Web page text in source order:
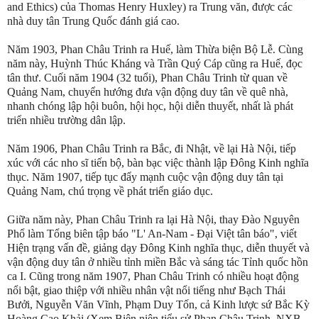
and Ethics) của Thomas Henry Huxley) ra Trung văn, được các
nhà duy tân Trung Quốc đánh giá cao.
Năm 1903, Phan Châu Trinh ra Huế, làm Thừa biện Bộ Lễ. Cùng
năm này, Huỳnh Thúc Kháng và Trần Quý Cáp cũng ra Huế, đọc
tân thư. Cuối năm 1904 (32 tuổi), Phan Châu Trinh từ quan về
Quảng Nam, chuyển hướng đưa vận động duy tân về quê nhà,
nhanh chóng lập hội buôn, hội học, hội diễn thuyết, nhất là phát
triển nhiều trường dân lập.
Năm 1906, Phan Châu Trinh ra Bắc, đi Nhật, về lại Hà Nội, tiếp
xúc với các nho sĩ tiến bộ, bàn bạc việc thành lập Đông Kinh nghĩa
thục. Năm 1907, tiếp tục đẩy mạnh cuộc vận động duy tân tại
Quảng Nam, chú trọng về phát triển giáo dục.
Giữa năm này, Phan Châu Trinh ra lại Hà Nội, thay Đào Nguyên
Phổ làm Tổng biên tập báo "L' An-Nam - Đại Việt tân báo", viết
Hiện trạng vấn đề, giảng dạy Đông Kinh nghĩa thục, diễn thuyết và
vận động duy tân ở nhiều tỉnh miền Bắc và sáng tác Tỉnh quốc hồn
ca I. Cũng trong năm 1907, Phan Châu Trinh có nhiều hoạt động
nổi bật, giao thiệp với nhiều nhân vật nổi tiếng như Bạch Thái
Bưởi, Nguyễn Văn Vĩnh, Phạm Duy Tốn, cả Kinh lược sứ Bắc Kỳ